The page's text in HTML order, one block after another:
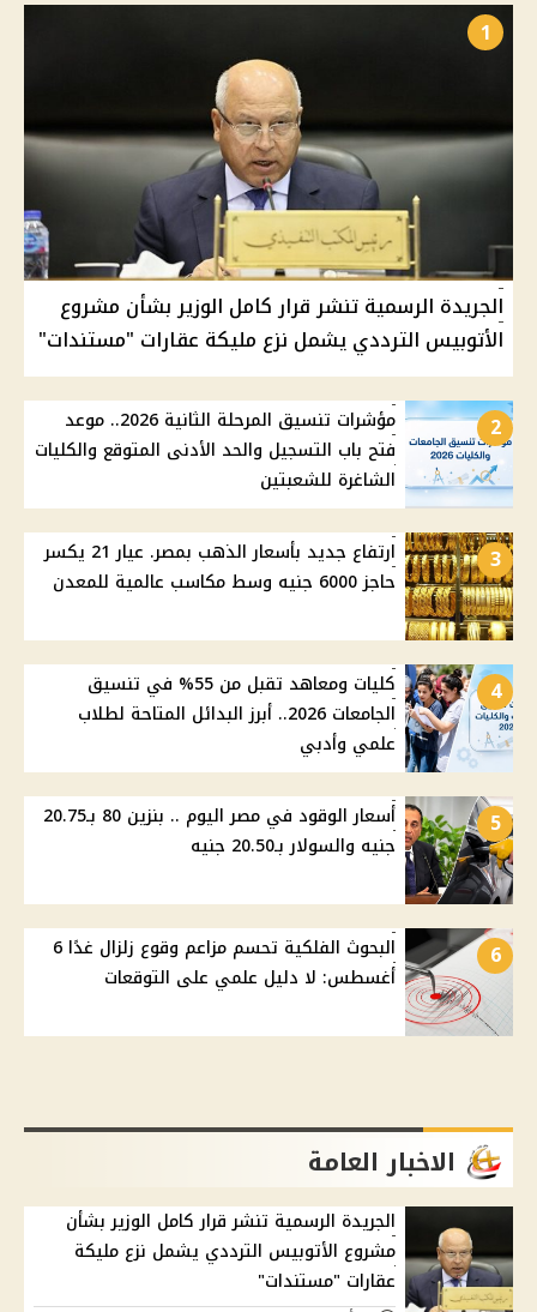
1
الجريدة الرسمية تنشر قرار كامل الوزير بشأن مشروع
الأتوبيس الترددي يشمل نزع مليكة عقارات "مستندات"
2
مؤشرات تنسيق المرحلة الثانية 2026.. موعد
فتح باب التسجيل والحد الأدنى المتوقع والكليات
الشاغرة للشعبتين
3
ارتفاع جديد بأسعار الذهب بمصر. عيار 21 يكسر
حاجز 6000 جنيه وسط مكاسب عالمية للمعدن
4
كليات ومعاهد تقبل من 55% في تنسيق
الجامعات 2026.. أبرز البدائل المتاحة لطلاب
علمي وأدبي
5
أسعار الوقود في مصر اليوم .. بنزين 80 بـ20.75
جنيه والسولار بـ20.50 جنيه
6
البحوث الفلكية تحسم مزاعم وقوع زلزال غدًا 6
أغسطس: لا دليل علمي على التوقعات
الاخبار العامة
الجريدة الرسمية تنشر قرار كامل الوزير بشأن
مشروع الأتوبيس الترددي يشمل نزع مليكة
عقارات "مستندات"